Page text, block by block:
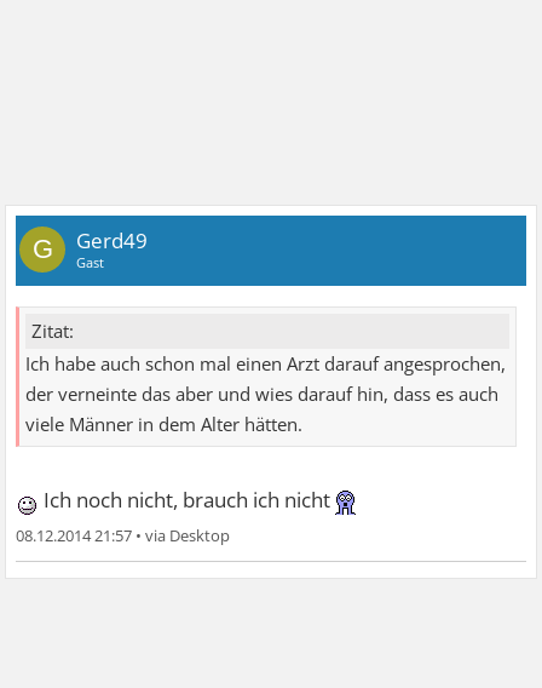
G Gerd49
Gast
Zitat:
Ich habe auch schon mal einen Arzt darauf angesprochen,
der verneinte das aber und wies darauf hin, dass es auch
viele Männer in dem Alter hätten.
Ich noch nicht, brauch ich nicht
08.12.2014 21:57 •